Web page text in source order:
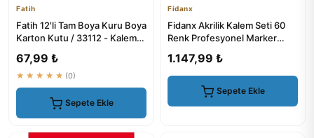
Fatih
Fatih 12'li Tam Boya Kuru Boya
Karton Kutu / 33112 - Kalem
67,99 ₺
★★★★★ (0)
Sepete Ekle
Fidanx
Fidanx Akrilik Kalem Seti 60
Renk Profesyonel Marker
1.147,99 ₺
Sepete Ekle